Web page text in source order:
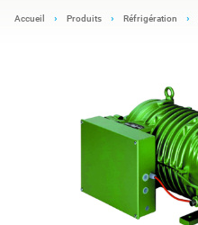
Accueil Produits Réfrigération